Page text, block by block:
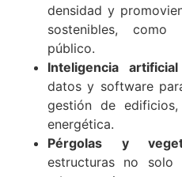
densidad y
sostenibles,
público.
Inteligencia
datos y software
gestión de
energética.
Pérgolas y
estructuras no solo